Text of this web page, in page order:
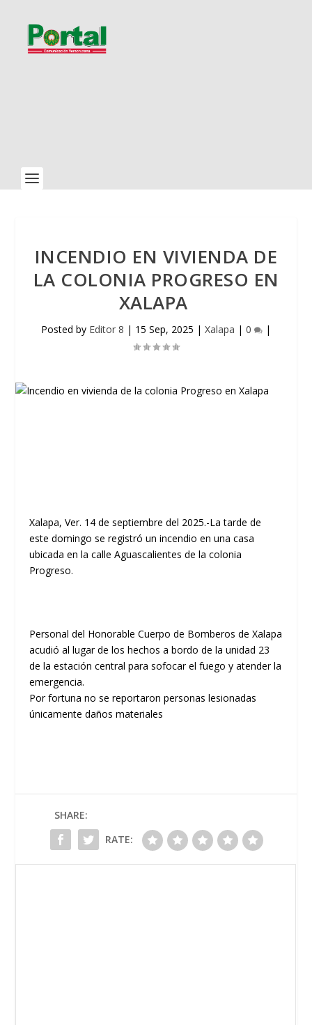
INCENDIO EN VIVIENDA DE
LA COLONIA PROGRESO EN
XALAPA
Posted by Editor 8 | 15 Sep, 2025 | Xalapa | 0 |
Xalapa, Ver. 14 de septiembre del 2025.-La tarde de
este domingo se registró un incendio en una casa
ubicada en la calle Aguascalientes de la colonia
Progreso.
Personal del Honorable Cuerpo de Bomberos de Xalapa
acudió al lugar de los hechos a bordo de la unidad 23
de la estación central para sofocar el fuego y atender la
emergencia.
Por fortuna no se reportaron personas lesionadas
únicamente daños materiales
SHARE:
RATE: